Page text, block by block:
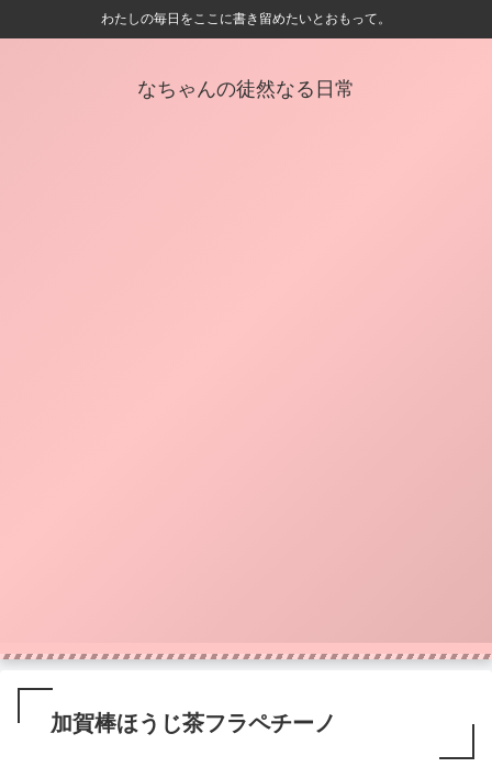
わたしの毎日をここに書き留めたいとおもって。
なちゃんの徒然なる日常
加賀棒ほうじ茶フラペチーノ